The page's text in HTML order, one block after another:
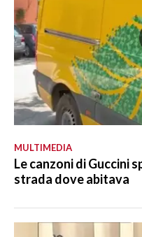
MULTIMEDIA
Le canzoni di Guccini
strada dove abitava